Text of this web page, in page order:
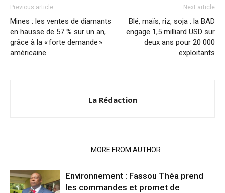
Previous article
Mines : les ventes de diamants
en hausse de 57 % sur un an,
grâce à la « forte demande »
américaine
Next article
Blé, maïs, riz, soja : la BAD
engage 1,5 milliard USD sur
deux ans pour 20 000
exploitants
La Rédaction
MORE FROM AUTHOR
Environnement : Fassou Théa prend
les commandes et promet de